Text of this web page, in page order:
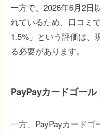
一方で、2026年6月2日
れているため、口コミ
1.5%」という評価は、
る必要があります。
PayPayカードゴー
一方、PayPayカードゴ